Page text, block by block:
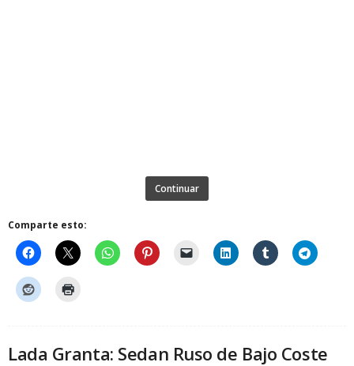
Continuar
Comparte esto:
Lada Granta: Sedan Ruso de Bajo Coste